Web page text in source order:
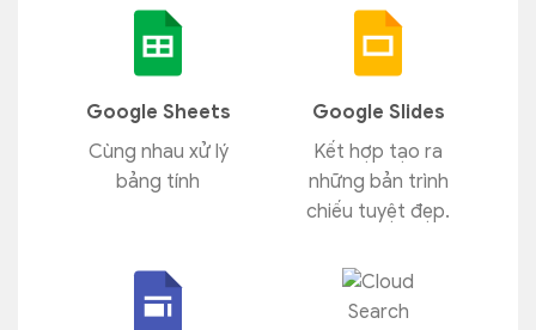
Google Sheets
Cùng nhau xử lý
bảng tính
Google Slides
Kết hợp tạo ra
những bản trình
chiếu tuyệt đẹp.